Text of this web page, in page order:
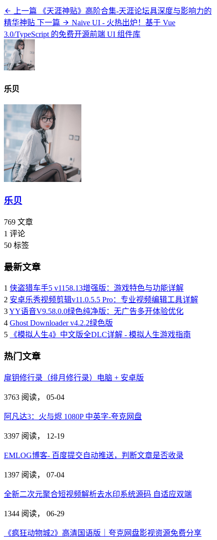
上一篇
《天涯神贴》高阶合集-天涯论坛具深度与影响力的
精华神贴 下一篇
Naive UI - 火热出炉！基于 Vue
3.0/TypeScript 的免费开源前端 UI 组件库
乐贝
乐贝
769 文章
1 评论
50 标签
最新文章
1 侠盗猎车手5 v1158.13增强版：游戏特色与功能详解
2 安卓乐秀视频剪辑v11.0.5.5 Pro：专业视频编辑工具详解
3YY语音V9.58.0.0绿色纯净版：无广告多开体验优化
4 Ghost Downloader v4.2.2绿色版
5
《模拟人生4》中文版全DLC详解 - 模拟人生游戏指南
热门文章
扉钥修行录（绯月修行录）电脑 + 安卓版
3763 阅读， 05-04
阿凡达3：火与烬 1080P 中英字-夸克网盘
3397 阅读， 12-19
EMLOG博客- 百度提交自动推送，判断文章是否收录
1397 阅读， 07-04
全新二次元聚合短视频解析去水印系统源码 自适应双端
1344 阅读， 06-29
《疯狂动物城2》高清国语版｜夸克网盘影视资源免费分享